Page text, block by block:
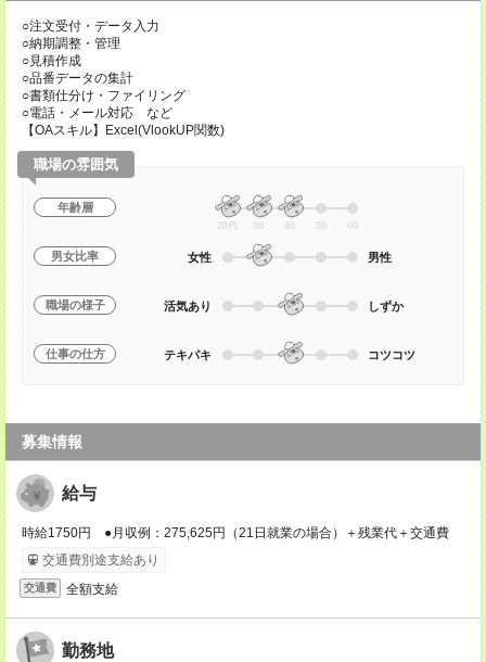
○注文受付・データ入力
○納期調整・管理
○見積作成
○品番データの集計
○書類仕分け・ファイリング
○電話・メール対応 など
【OAスキル】Excel(VlookUP関数)
職場の雰囲気
年齢層
20代 30 40 50 60
男女比率 女性 男性
職場の様子 活気あり しずか
仕事の仕方 テキパキ コツコツ
募集情報
給与
時給1750円 ●月収例：275,625円（21日就業の場合）＋残業代＋交通費
交通費別途支給あり
交通費 全額支給
勤務地